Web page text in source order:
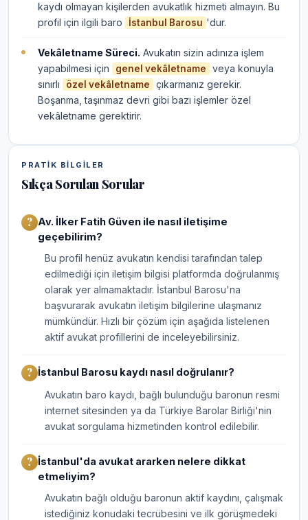
kaydı olmayan kişilerden avukatlık hizmeti almayın. Bu
profil için ilgili baro
İstanbul Barosu 'dur.
Vekâletname Süreci. Avukatın sizin adınıza işlem
yapabilmesi için
genel vekâletname
veya konuyla
sınırlı
özel vekâletname
çıkarmanız gerekir.
Boşanma, taşınmaz devri gibi bazı işlemler özel
vekâletname gerektirir.
PRATIK BILGILER
Sıkça Sorulan Sorular
Av. İlker Fatih Güven ile nasıl iletişime
geçebilirim?
Bu profil henüz avukatın kendisi tarafından talep
edilmediği için iletişim bilgisi platformda doğrulanmış
olarak yer almamaktadır. İstanbul Barosu'na
başvurarak avukatın iletişim bilgilerine ulaşmanız
mümkündür. Hızlı bir çözüm için aşağıda listelenen
aktif avukat profillerini de inceleyebilirsiniz.
İstanbul Barosu kaydı nasıl doğrulanır?
Avukatın baro kaydı, bağlı bulunduğu baronun resmi
internet sitesinden ya da Türkiye Barolar Birliği'nin
avukat sorgulama hizmetinden kontrol edilebilir.
İstanbul'da avukat ararken nelere dikkat
etmeliyim?
Avukatın bağlı olduğu baronun aktif kaydını, çalışmak
istediğiniz konudaki tecrübesini ve ilk görüşmedeki